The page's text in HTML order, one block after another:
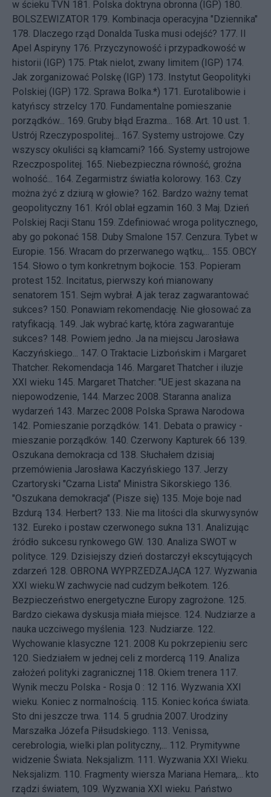
w ścieku TVN 181. Polska doktryna obronna (IGP) 180.
BOLSZEWIZATOR 179. Kombinacja operacyjna "Dziennika"
178. Dlaczego rząd Donalda Tuska musi odejść? 177. II
Apel Aspiryny 176. Przyczynowość i przypadkowość w
historii (IGP) 175. Ptak nielot, zwany limitem (IGP) 174.
Jak zorganizować Polskę (IGP) 173. Instytut Geopolityki
Polskiej (IGP) 172. Sprawa Bolka.*) 171. Eurotalibowie i
katyńscy strzelcy 170. Fundamentalne pomieszanie
porządków... 169. Gruby błąd Erazma... 168. Art. 10 ust. 1.
Ustrój Rzeczypospolitej... 167. Systemy ustrojowe. Czy
wszyscy okuliści są kłamcami? 166. Systemy ustrojowe
Rzeczpospolitej. 165. Niebezpieczna równość, groźna
wolność... 164. Zegarmistrz światła kolorowy. 163. Czy
można żyć z dziurą w głowie? 162. Bardzo ważny temat
geopolityczny 161. Król oblał egzamin 160. 3 Maj. Dzień
Polskiej Racji Stanu 159. Zdefiniować wroga politycznego,
aby go pokonać 158. Duby Smalone 157. Cenzura. Tybet w
Europie. 156. Wracam do przerwanego wątku,... 155. OBCY
154. Słowo o tym konkretnym bojkocie. 153. Popieram
protest 152. Incitatus, pierwszy koń mianowany
senatorem 151. Sejm wybrał. A jak teraz zagwarantować
sukces? 150. Ponawiam rekomendację. Nie głosować za
ratyfikacją. 149. Jak wybrać kartę, która zagwarantuje
sukces? 148. Powiem jedno. Ja na miejscu Jarosława
Kaczyńskiego... 147. O Traktacie Lizbońskim i Margaret
Thatcher. Rekomendacja 146. Margaret Thatcher i iluzje
XXI wieku 145. Margaret Thatcher: "UE jest skazana na
niepowodzenie, 144. Marzec 2008. Staranna analiza
wydarzeń 143. Marzec 2008 Polska Sprawa Narodowa
142. Pomieszanie porządków. 141. Debata o prawicy -
mieszanie porządków. 140. Czerwony Kapturek 66 139.
Oszukana demokracja cd 138. Słuchałem dzisiaj
przemówienia Jarosława Kaczyńskiego 137. Jerzy
Czartoryski "Czarna Lista" Ministra Sikorskiego 136.
"Oszukana demokracja" (Pisze się) 135. Moje boje nad
Bzdurą 134. Herbert? 133. Nie ma litości dla skurwysynów
132. Eureko i postaw czerwonego sukna 131. Analizując
źródło sukcesu rynkowego GW. 130. Analiza SWOT w
polityce. 129. Dzisiejszy dzień dostarczył ekscytujących
zdarzeń 128. OBRONA WYPRZEDZAJĄCA 127. Wyzwania
XXI wieku.W zachwycie nad cudzym bełkotem. 126.
Bezpieczeństwo energetyczne Europy zagrożone. 125.
Bardzo ciekawa dyskusja miała miejsce. 124. Nudziarze a
nauka uczciwego myślenia. 123. Nudziarze. 122.
Wychowanie klasyczne 121. 2008 Ku pokrzepieniu serc
120. Siedziałem w jednej celi z mordercą 119. Analiza
założeń polityki zagranicznej 118. Okiem trenera 117.
Wynik meczu Polska - Rosja 0 : 12 116. Wyzwania XXI
wieku. Koniec z normalnością. 115. Koniec końca świata.
Sto dni jeszcze trwa. 114. 5 grudnia 2007. Urodziny
Marszałka Józefa Piłsudskiego. 113. Venissa,
cerebrologia, wielki plan polityczny,... 112. Prymitywne
widzenie Świata. Neksjalizm. 111. Wyzwania XXI Wieku.
Neksjalizm. 110. Fragmenty wiersza Mariana Hemara,... kto
rządzi światem, 109. Wyzwania XXI wieku. Państwo